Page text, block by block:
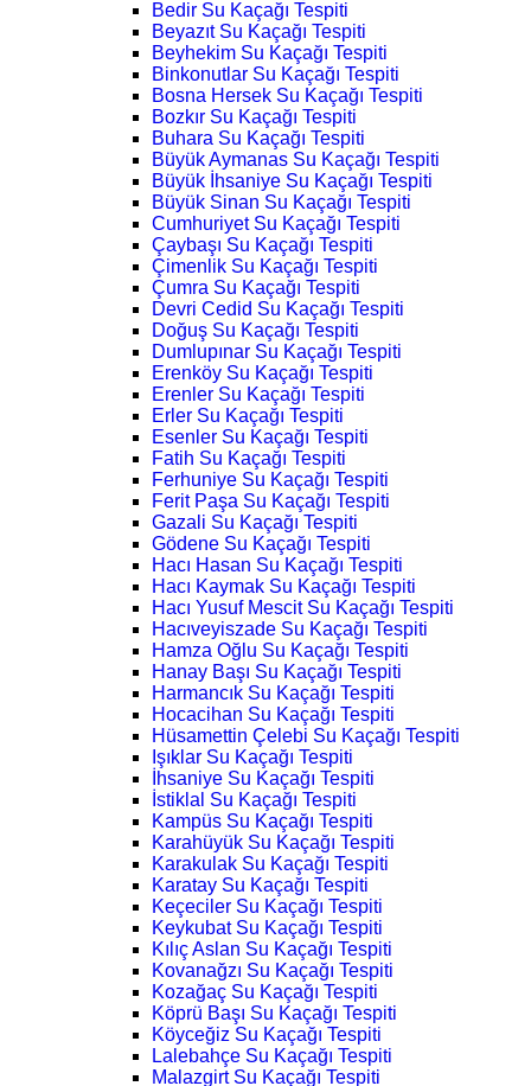
Bedir Su Kaçağı Tespiti
Beyazıt Su Kaçağı Tespiti
Beyhekim Su Kaçağı Tespiti
Binkonutlar Su Kaçağı Tespiti
Bosna Hersek Su Kaçağı Tespiti
Bozkır Su Kaçağı Tespiti
Buhara Su Kaçağı Tespiti
Büyük Aymanas Su Kaçağı Tespiti
Büyük İhsaniye Su Kaçağı Tespiti
Büyük Sinan Su Kaçağı Tespiti
Cumhuriyet Su Kaçağı Tespiti
Çaybaşı Su Kaçağı Tespiti
Çimenlik Su Kaçağı Tespiti
Çumra Su Kaçağı Tespiti
Devri Cedid Su Kaçağı Tespiti
Doğuş Su Kaçağı Tespiti
Dumlupınar Su Kaçağı Tespiti
Erenköy Su Kaçağı Tespiti
Erenler Su Kaçağı Tespiti
Erler Su Kaçağı Tespiti
Esenler Su Kaçağı Tespiti
Fatih Su Kaçağı Tespiti
Ferhuniye Su Kaçağı Tespiti
Ferit Paşa Su Kaçağı Tespiti
Gazali Su Kaçağı Tespiti
Gödene Su Kaçağı Tespiti
Hacı Hasan Su Kaçağı Tespiti
Hacı Kaymak Su Kaçağı Tespiti
Hacı Yusuf Mescit Su Kaçağı Tespiti
Hacıveyiszade Su Kaçağı Tespiti
Hamza Oğlu Su Kaçağı Tespiti
Hanay Başı Su Kaçağı Tespiti
Harmancık Su Kaçağı Tespiti
Hocacihan Su Kaçağı Tespiti
Hüsamettin Çelebi Su Kaçağı Tespiti
Işıklar Su Kaçağı Tespiti
İhsaniye Su Kaçağı Tespiti
İstiklal Su Kaçağı Tespiti
Kampüs Su Kaçağı Tespiti
Karahüyük Su Kaçağı Tespiti
Karakulak Su Kaçağı Tespiti
Karatay Su Kaçağı Tespiti
Keçeciler Su Kaçağı Tespiti
Keykubat Su Kaçağı Tespiti
Kılıç Aslan Su Kaçağı Tespiti
Kovanağzı Su Kaçağı Tespiti
Kozağaç Su Kaçağı Tespiti
Köprü Başı Su Kaçağı Tespiti
Köyceğiz Su Kaçağı Tespiti
Lalebahçe Su Kaçağı Tespiti
Malazgirt Su Kaçağı Tespiti